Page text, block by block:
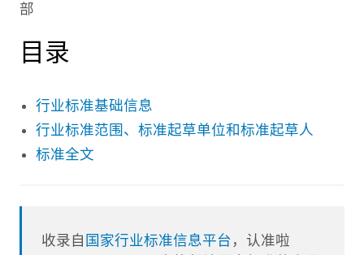
部
目录
行业标准基础信息
行业标准范围、标准起草单位和标准起草人
标准全文
收录自 国家行业标准信息平台 ，认准啦